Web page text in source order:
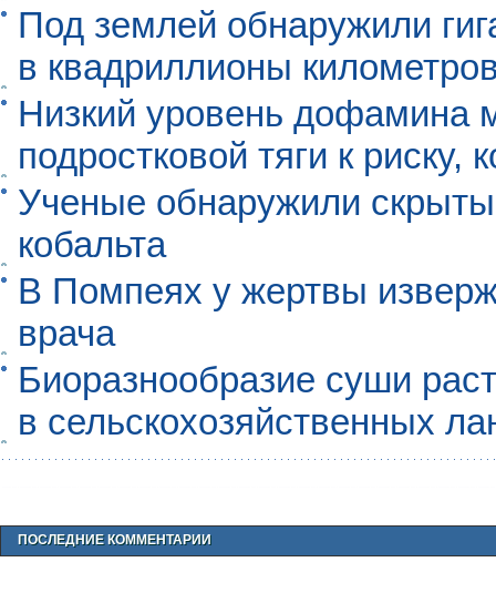
Под землей обнаружили
в квадриллионы
Низкий уровень дофамина
подростковой тяги к риску,
Ученые обнаружили
кобальта
В Помпеях у жертвы
врача
Биоразнообразие суши
в сельскохозяйственных
ПОСЛЕДНИЕ КОММЕНТАРИИ